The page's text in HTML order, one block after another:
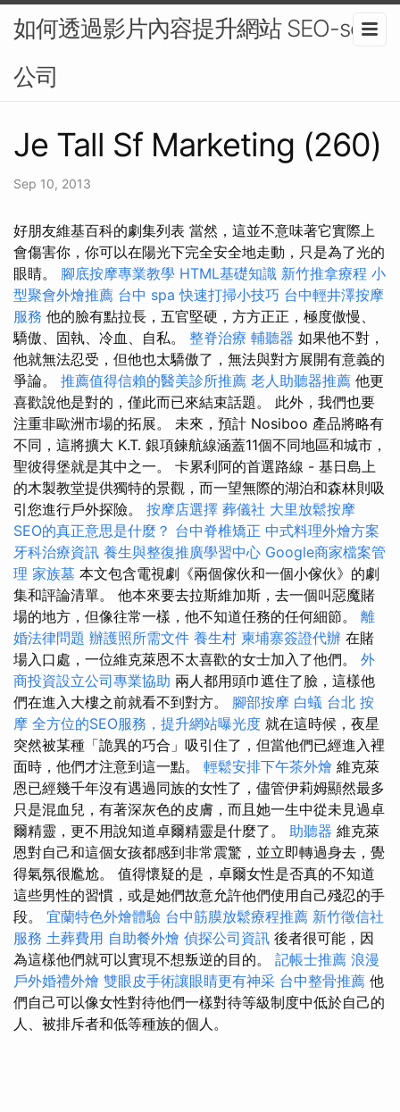
如何透過影片內容提升網站 SEO-seo
公司
Je Tall Sf Marketing (260)
Sep 10, 2013
好朋友維基百科的劇集列表 當然，這並不意味著它實際上
會傷害你，你可以在陽光下完全安全地走動，只是為了光的
眼睛。 腳底按摩專業教學 HTML基礎知識 新竹推拿療程 小
型聚會外燴推薦 台中 spa 快速打掃小技巧 台中輕井澤按摩
服務 他的臉有點拉長，五官堅硬，方方正正，極度傲慢、
驕傲、固執、冷血、自私。 整脊治療 輔聽器 如果他不對，
他就無法忍受，但他也太驕傲了，無法與對方展開有意義的
爭論。 推薦值得信賴的醫美診所推薦 老人助聽器推薦 他更
喜歡說他是對的，僅此而已來結束話題。 此外，我們也要
注重非歐洲市場的拓展。 未來，預計 Nosiboo 產品將略有
不同，這將擴大 K.T. 銀項鍊航線涵蓋11個不同地區和城市，
聖彼得堡就是其中之一。 卡累利阿的首選路線 - 基日島上
的木製教堂提供獨特的景觀，而一望無際的湖泊和森林則吸
引您進行戶外探險。 按摩店選擇 葬儀社 大里放鬆按摩
SEO的真正意思是什麼？ 台中脊椎矯正 中式料理外燴方案
牙科治療資訊 養生與整復推廣學習中心 Google商家檔案管
理 家族墓 本文包含電視劇《兩個傢伙和一個小傢伙》的劇
集和評論清單。 他本來要去拉斯維加斯，去一個叫惡魔賭
場的地方，但像往常一樣，他不知道任務的任何細節。 離
婚法律問題 辦護照所需文件 養生村 柬埔寨簽證代辦 在賭
場入口處，一位維克萊恩不太喜歡的女士加入了他們。 外
商投資設立公司專業協助 兩人都用頭巾遮住了臉，這樣他
們在進入大樓之前就看不到對方。 腳部按摩 白蟻 台北 按
摩 全方位的SEO服務，提升網站曝光度 就在這時候，夜星
突然被某種「詭異的巧合」吸引住了，但當他們已經進入裡
面時，他們才注意到這一點。 輕鬆安排下午茶外燴 維克萊
恩已經幾千年沒有遇過同族的女性了，儘管伊莉姆顯然最多
只是混血兒，有著深灰色的皮膚，而且她一生中從未見過卓
爾精靈，更不用說知道卓爾精靈是什麼了。 助聽器 維克萊
恩對自己和這個女孩都感到非常震驚，並立即轉過身去，覺
得氣氛很尷尬。 值得懷疑的是，卓爾女性是否真的不知道
這些男性的習慣，或是她們故意允許他們使用自己殘忍的手
段。 宜蘭特色外燴體驗 台中筋膜放鬆療程推薦 新竹徵信社
服務 土葬費用 自助餐外燴 偵探公司資訊 後者很可能，因
為這樣他們就可以實現不想叛逆的目的。 記帳士推薦 浪漫
戶外婚禮外燴 雙眼皮手術讓眼睛更有神采 台中整骨推薦 他
們自己可以像女性對待他們一樣對待等級制度中低於自己的
人、被排斥者和低等種族的個人。